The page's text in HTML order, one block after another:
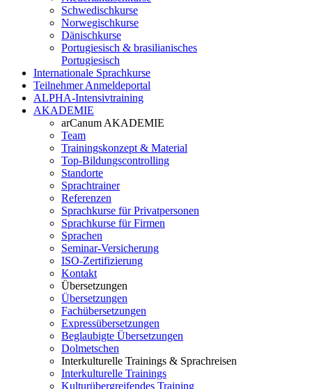
Schwedischkurse
Norwegischkurse
Dänischkurse
Portugiesisch & brasilianisches
Portugiesisch
Internationale Sprachkurse
Teilnehmer Anmeldeportal
ALPHA-Intensivtraining
AKADEMIE
arCanum AKADEMIE
Team
Trainingskonzept & Material
Top-Bildungscontrolling
Standorte
Sprachtrainer
Referenzen
Sprachkurse für Privatpersonen
Sprachkurse für Firmen
Sprachen
Seminar-Versicherung
ISO-Zertifizierung
Kontakt
Übersetzungen
Übersetzungen
Fachübersetzungen
Expressübersetzungen
Beglaubigte Übersetzungen
Dolmetschen
Interkulturelle Trainings & Sprachreisen
Interkulturelle Trainings
Kulturübergreifendes Training